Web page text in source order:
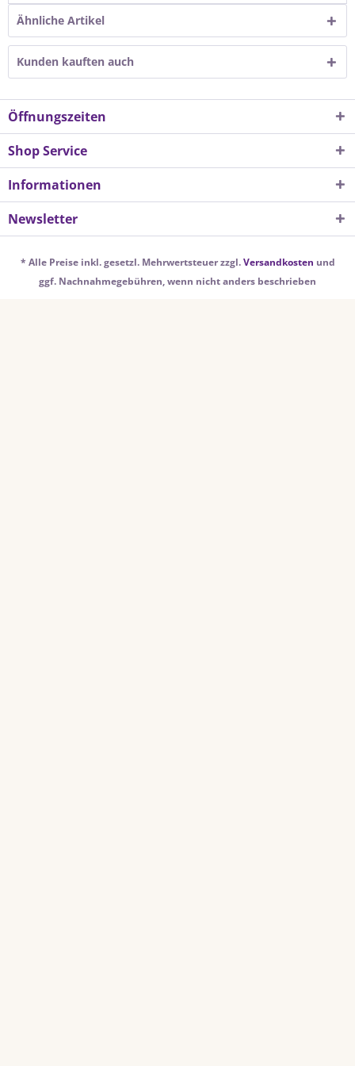
Ähnliche Artikel
Kunden kauften auch
Öffnungszeiten
Shop Service
Informationen
Newsletter
* Alle Preise inkl. gesetzl. Mehrwertsteuer zzgl.Versandkosten und
ggf. Nachnahmegebühren, wenn nicht anders beschrieben